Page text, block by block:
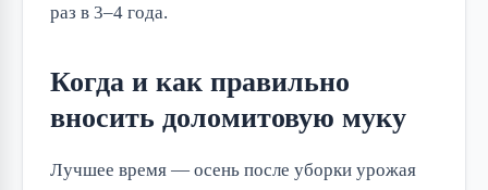
раз в 3–4 года.
Когда и как правильно
вносить доломитовую муку
Лучшее время — осень после уборки урожая